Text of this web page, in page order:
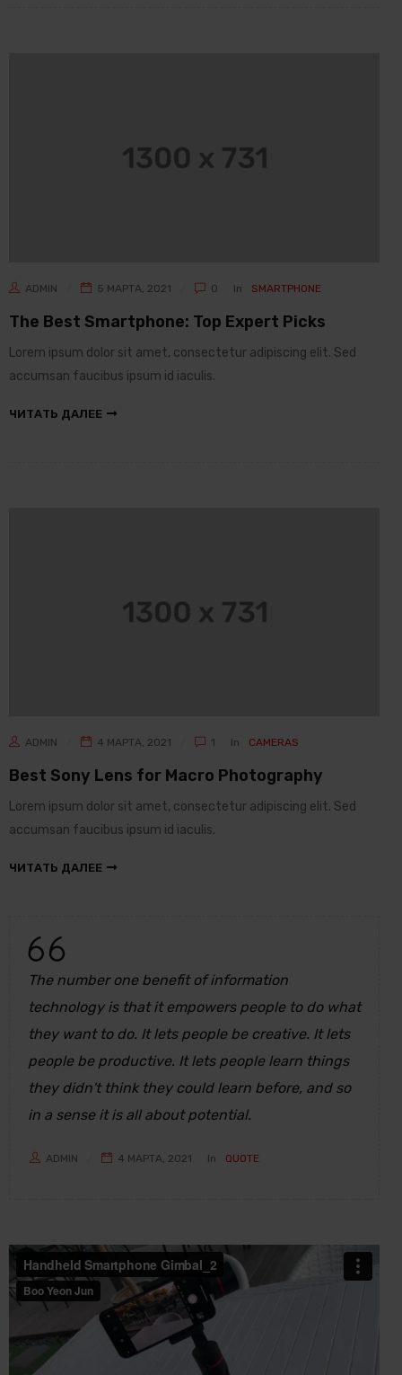
ADMIN 5 МАРТА, 2021 0 In SMARTPHONE
The Best Smartphone: Top Expert Picks
Lorem ipsum dolor sit amet, consectetur adipiscing elit. Sed
accumsan faucibus ipsum id iaculis.
ЧИТАТЬ ДАЛЕЕ
ADMIN 4 МАРТА, 2021 1 In CAMERAS
Best Sony Lens for Macro Photography
Lorem ipsum dolor sit amet, consectetur adipiscing elit. Sed
accumsan faucibus ipsum id iaculis.
ЧИТАТЬ ДАЛЕЕ
The number one benefit of information
technology is that it empowers people to do what
they want to do. It lets people be creative. It lets
people be productive. It lets people learn things
they didn't think they could learn before, and so
in a sense it is all about potential.
ADMIN 4 МАРТА, 2021 In QUOTE